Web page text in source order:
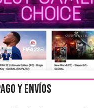
y envíos